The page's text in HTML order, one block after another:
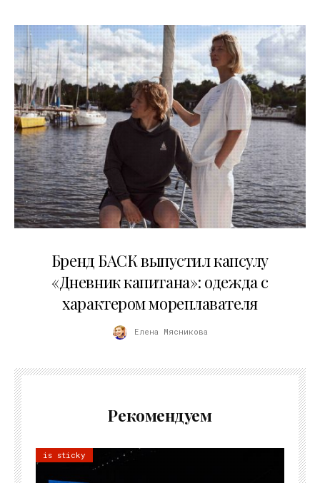
Бренд БАСК выпустил капсулу
«Дневник капитана»: одежда с
характером мореплавателя
Елена Мясникова
Рекомендуем
is sticky